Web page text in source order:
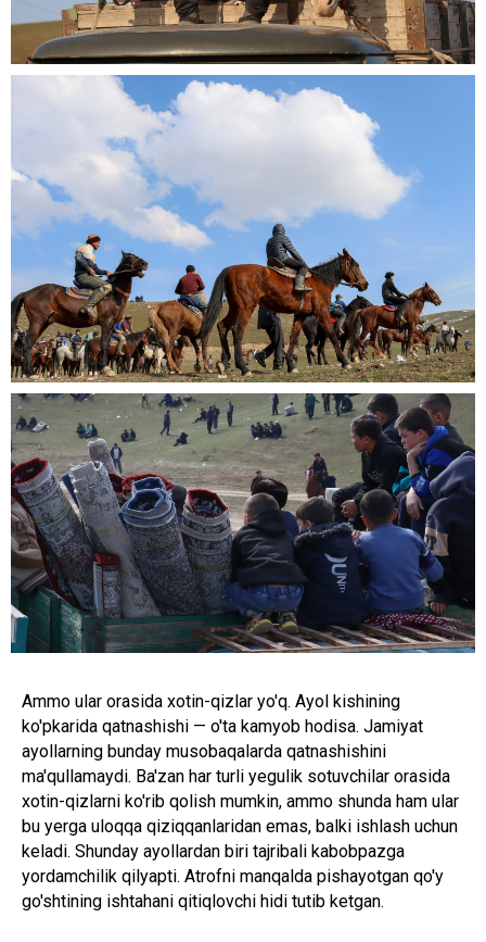
Ammo ular orasida xotin-qizlar yo'q. Ayol kishining
ko'pkarida qatnashishi — o'ta kamyob hodisa. Jamiyat
ayollarning bunday musobaqalarda qatnashishini
ma'qullamaydi. Ba'zan har turli yegulik sotuvchilar orasida
xotin-qizlarni ko'rib qolish mumkin, ammo shunda ham ular
bu yerga uloqqa qiziqqanlaridan emas, balki ishlash uchun
keladi. Shunday ayollardan biri tajribali kabobpazga
yordamchilik qilyapti. Atrofni manqalda pishayotgan qo'y
go'shtining ishtahani qitiqlovchi hidi tutib ketgan.